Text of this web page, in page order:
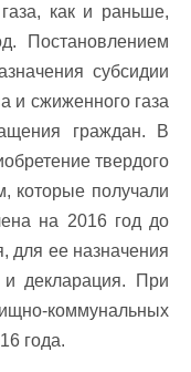
как и раньше,
Постановлением
субсидии
и сжиженного газа
граждан. В
твердого
которые получали
на 2016 год до
для ее назначения
декларация. При
коммунальных
года.